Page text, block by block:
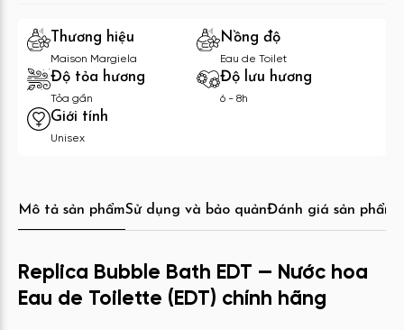
Thương hiệu
Maison Margiela
Nồng độ
Eau de Toilet
Độ tỏa hương
Tỏa gần
Độ lưu hương
6 - 8h
Giới tính
Unisex
Mô tả sản phẩmSử dụng và bảo quảnĐánh giá sản phẩm
Replica Bubble Bath EDT — Nước hoa
Eau de Toilette (EDT) chính hãng